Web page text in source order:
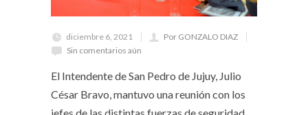
diciembre 6, 2021
Por GONZALO DIAZ
Sin comentarios aún
El Intendente de San Pedro de Jujuy, Julio
César Bravo, mantuvo una reunión con los